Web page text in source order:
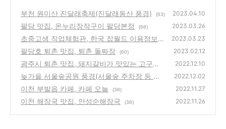
부천 원미산 진달래축제(진달래동산 풍경) (63) 2023.04.10
팔당 맛집, 온누리장작구이 팔당본점 (68) 2023.03.26
초중고생 직업체험관, 한국 잡월드 이용정보
(예약, 주차장)
(64)
2023.03.23
팔당호 퇴촌 맛집, 퇴촌 돌짜장 (60) 2023.02.12
광주시 퇴촌 맛집, 돼지갈비가 맛있는 고구려
돼지갈비
(30)
2022.12.10
늦가을 서울숲공원 풍경(서울숲 주차장 등 이
용정보)
(48)
2022.12.02
이천 부발읍 카페, 카페 오늘 (38) 2022.11.27
이천 해장국 맛집, 안성순해장국 (38) 2022.11.26